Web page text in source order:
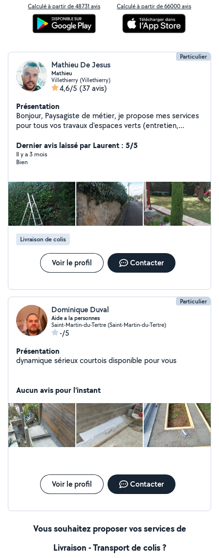
Calculé à partir de 48731 avis Calculé à partir de 66000 avis
Particulier
Mathieu De Jesus
Mathieu
Villethierry (Villethierry)
4,6/5 (37 avis)
Présentation
Bonjour, Paysagiste de métier, je propose mes services
pour tous vos travaux d'espaces verts (entretien,
enlèvement d'encombrants, déménagement, etc.
Travail soigné, sérieux et tarifs compétitifs. N'hésitez
pas à me contacter pour toute demande ou
Dernier avis laissé par Laurent : 5/5
Il y a 3 mois
Bien
Livraison de colis
Voir le profil Contacter
Particulier
Dominique Duval
Aide a la personnes
Saint-Martin-du-Tertre (Saint-Martin-du-Tertre)
-/5
Présentation
dynamique sérieux courtois disponible pour vous
Aucun avis pour l'instant
Voir le profil Contacter
Vous souhaitez proposer vos services de
Livraison - Transport de colis ?